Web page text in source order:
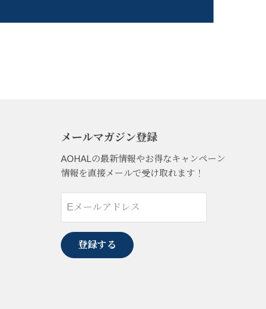
メールマガジン登録
AOHALの最新情報やお得なキャンペーン
情報を直接メールで受け取れます！
Eメールアドレス
登録する